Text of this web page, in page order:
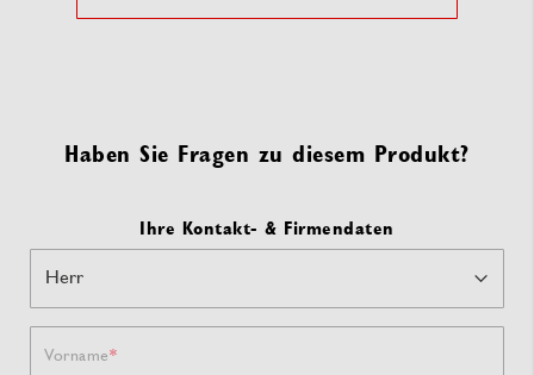
Haben Sie Fragen zu diesem Produkt?
Ihre Kontakt- & Firmendaten
Vorname